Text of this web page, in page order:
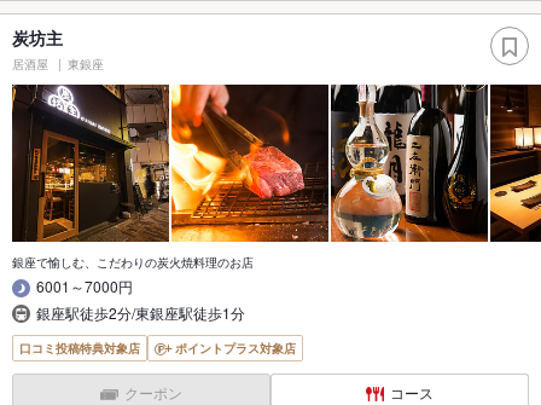
炭坊主
居酒屋 東銀座
銀座で愉しむ、こだわりの炭火焼料理のお店
6001～7000円
銀座駅徒歩2分/東銀座駅徒歩1分
口コミ投稿特典対象店 ポイントプラス対象店
クーポン コース